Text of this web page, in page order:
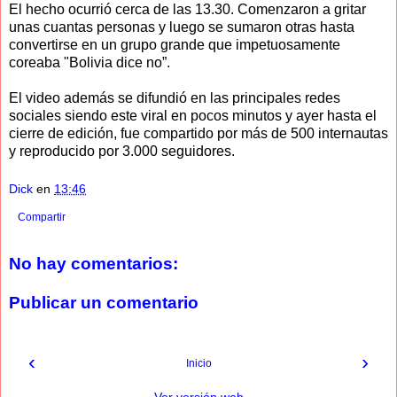
El hecho ocurrió cerca de las 13.30. Comenzaron a gritar
unas cuantas personas y luego se sumaron otras hasta
convertirse en un grupo grande que impetuosamente
coreaba "Bolivia dice no”.
El video además se difundió en las principales redes
sociales siendo este viral en pocos minutos y ayer hasta el
cierre de edición, fue compartido por más de 500 internautas
y reproducido por 3.000 seguidores.
Dick en 13:46
Compartir
No hay comentarios:
Publicar un comentario
‹ ›
Inicio